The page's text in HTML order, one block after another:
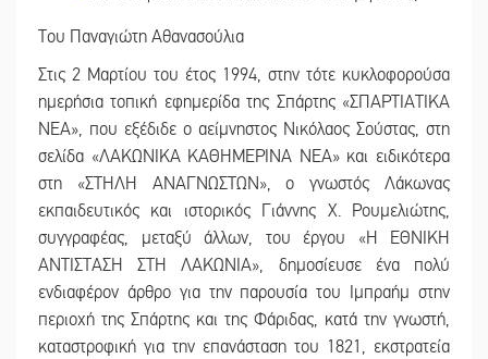
Του Παναγιώτη Αθανασούλια
Στις 2 Μαρτίου του έτος 1994, στην τότε κυκλοφορούσα
ημερήσια τοπική εφημερίδα της Σπάρτης «ΣΠΑΡΤΙΑΤΙΚΑ
ΝΕΑ», που εξέδιδε ο αείμνηστος Νικόλαος Σούστας, στη
σελίδα «ΛΑΚΩΝΙΚΑ ΚΑΘΗΜΕΡΙΝΑ ΝΕΑ» και ειδικότερα
στη «ΣΤΗΛΗ ΑΝΑΓΝΩΣΤΩΝ», ο γνωστός Λάκωνας
εκπαιδευτικός και ιστορικός Γιάννης Χ. Ρουμελιώτης,
συγγραφέας, μεταξύ άλλων, του έργου «Η ΕΘΝΙΚΗ
ΑΝΤΙΣΤΑΣΗ ΣΤΗ ΛΑΚΩΝΙΑ», δημοσίευσε ένα πολύ
ενδιαφέρον άρθρο για την παρουσία του Ιμπραήμ στην
περιοχή της Σπάρτης και της Φάριδας, κατά την γνωστή,
καταστροφική για την επανάσταση του 1821, εκστρατεία